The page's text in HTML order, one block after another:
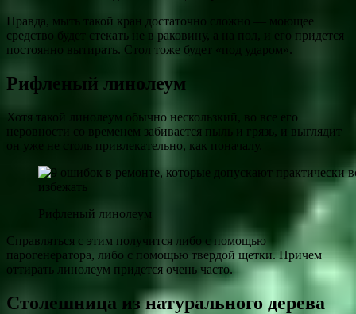
Правда, мыть такой кран достаточно сложно — моющее
средство будет стекать не в раковину, а на пол, и его придется
постоянно вытирать. Стол тоже будет «под ударом».
Рифленый линолеум
Хотя такой линолеум обычно нескользкий, во все его
неровности со временем забивается пыль и грязь, и выглядит
он уже не столь привлекательно, как поначалу.
Рифленый линолеум
Справляться с этим получится либо с помощью
парогенератора, либо с помощью твердой щетки. Причем
оттирать линолеум придется очень часто.
Столешница из натурального дерева